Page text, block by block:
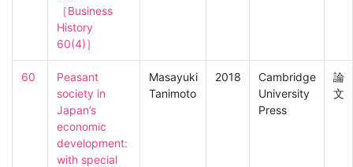
［Business
History
60(4)］
60
Peasant
society in
Japan’s
economic
development:
with special
Masayuki
Tanimoto
2018
Cambridge
University
Press
論
文